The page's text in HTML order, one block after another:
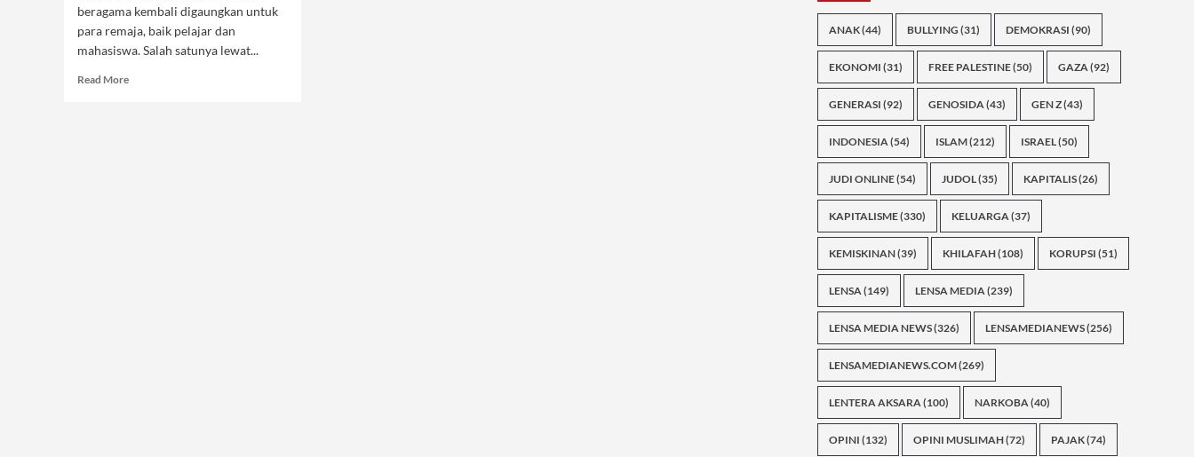
beragama kembali digaungkan untuk
para remaja, baik pelajar dan
mahasiswa. Salah satunya lewat...
Read MoreRead
ANAK(44) BULLYING (31) DEMOKRASI (90)
EKONOMI (31) FREE PALESTINE(50) GAZA(92)
GENERASI (92) GENOSIDA(43) GEN Z(43)
INDONESIA(54) ISLAM(212) ISRAEL(50)
JUDI ONLINE(54) JUDOL(35) KAPITALIS(26)
KAPITALISME(330) KELUARGA(37)
KEMISKINAN(39) KHILAFAH(108) KORUPSI (51)
LENSA(149) LENSA MEDIA(239)
LENSA MEDIA NEWS(326) LENSAMEDIANEWS(256)
LENSAMEDIANEWS.COM(269)
LENTERA AKSARA(100) NARKOBA(40)
OPINI (132) OPINI MUSLIMAH(72) PAJAK(74)